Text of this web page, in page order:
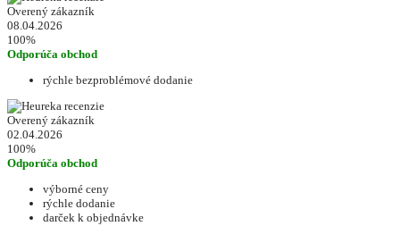
Overený zákazník
08.04.2026
100%
Odporúča obchod
rýchle bezproblémové dodanie
Overený zákazník
02.04.2026
100%
Odporúča obchod
výborné ceny
rýchle dodanie
darček k objednávke